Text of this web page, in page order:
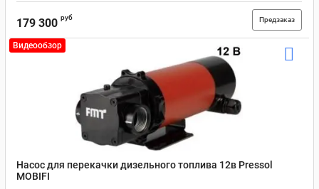
179 300 руб Предзаказ
Видеообзор
Насос для перекачки дизельного топлива 12в Pressol
MOBIFI